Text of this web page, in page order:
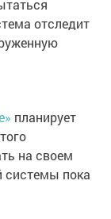
отследит
планирует
на своем
системы пока